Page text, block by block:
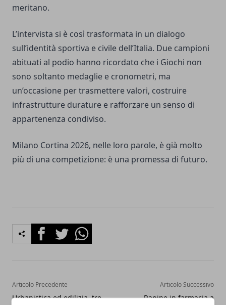
meritano.
L’intervista si è così trasformata in un dialogo
sull’identità sportiva e civile dell’Italia. Due campioni
abituati al podio hanno ricordato che i Giochi non
sono soltanto medaglie e cronometri, ma
un’occasione per trasmettere valori, costruire
infrastrutture durature e rafforzare un senso di
appartenenza condiviso.
Milano Cortina 2026, nelle loro parole, è già molto
più di una competizione: è una promessa di futuro.
FacebookTwitterWhatsapp
Articolo Precedente
Urbanistica ed edilizia, tre
Articolo Successivo
Rapine in farmacia a